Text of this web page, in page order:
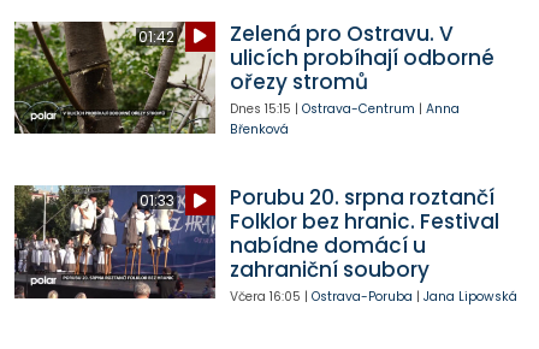
01:42
Zelená pro Ostravu. V
ulicích probíhají odborné
ořezy stromů
Dnes 15:15 | Ostrava-Centrum | Anna
Břenková
01:33
Porubu 20. srpna roztančí
Folklor bez hranic. Festival
nabídne domácí u
zahraniční soubory
Včera 16:05 | Ostrava-Poruba | Jana Lipowská